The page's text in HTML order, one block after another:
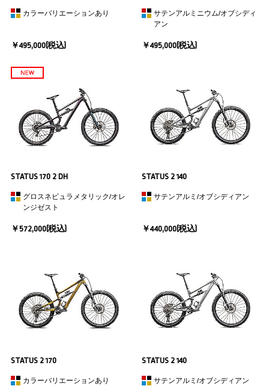
カラーバリエーションあり
￥495,000(税込)
サテンアルミニウム/オブシディ
アン
￥495,000(税込)
STATUS 170 2 DH
グロスネビュラメタリック/オレ
ンジゼスト
￥572,000(税込)
STATUS 2 140
サテンアルミ/オブシディアン
￥440,000(税込)
STATUS 2 170
カラーバリエーションあり
STATUS 2 140
サテンアルミ/オブシディアン